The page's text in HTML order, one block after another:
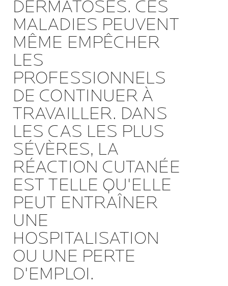
DERMATOSES. CES
MALADIES PEUVENT
MÊME EMPÊCHER
LES
PROFESSIONNELS
DE CONTINUER À
TRAVAILLER. DANS
LES CAS LES PLUS
SÉVÈRES, LA
RÉACTION CUTANÉE
EST TELLE QU'ELLE
PEUT ENTRAÎNER
UNE
HOSPITALISATION
OU UNE PERTE
D'EMPLOI.